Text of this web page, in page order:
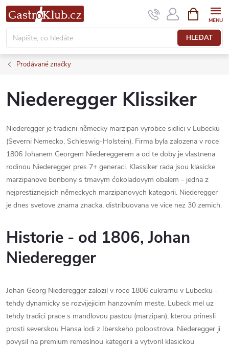
Přejít
na
obsah
HLEDAT
NÁKUPNÍ
KOŠÍK
Prodávané značky
Niederegger Klissiker
Niederegger je tradicni německy marzipan vyrobce sidlici v Lubecku
(Severni Nemecko, Schleswig-Holstein). Firma byla zalozena v roce
1806 Johanem Georgem Niedereggerem a od te doby je vlastnena
rodinou Niederegger pres 7+ generaci. Klassiker rada jsou klasicke
marzipanove bonbony s tmavym ćokoladovym obalem - jedna z
nejprestiznejsich německych marzipanovych kategorii. Niederegger
je dnes svetove znama znacka, distribuovana ve vice nez 30 zemich.
Historie - od 1806, Johan
Niederegger
Johan Georg Niederegger zalozil v roce 1806 cukrarnu v Lubecku -
tehdy dynamicky se rozvijejicim hanzovním meste. Lubeck mel uz
tehdy tradici prace s mandlovou pastou (marzipan), kterou prinesli
prosti severskou Hansa lodi z Iberskeho poloostrova. Niederegger ji
povysil na premium remeslnou kategorii a vytvoril klasickou